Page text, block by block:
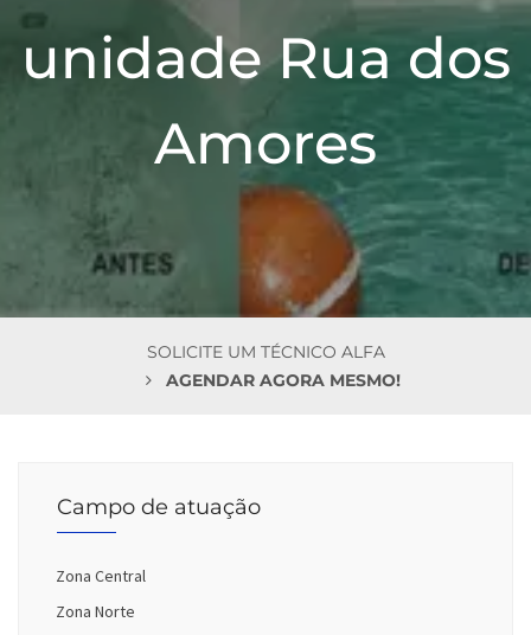
unidade Rua dos
Amores
SOLICITE UM TÉCNICO ALFA
AGENDAR AGORA MESMO!
Campo de atuação
Zona Central
Zona Norte